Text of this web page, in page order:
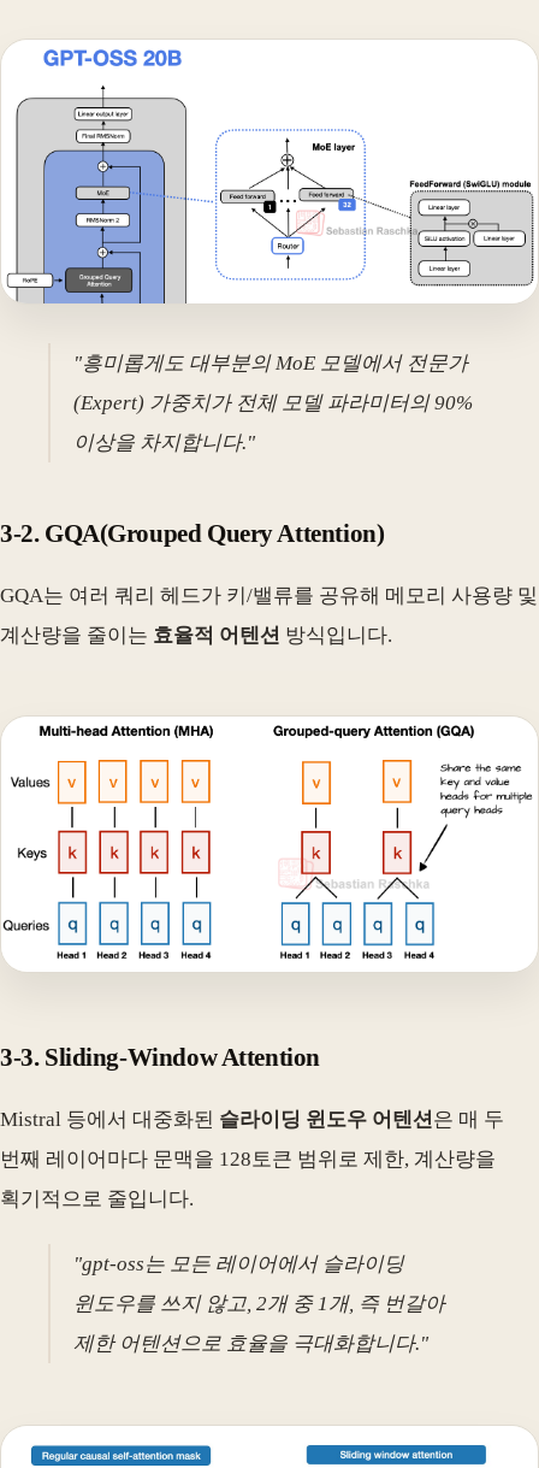
"흥미롭게도 대부분의 MoE 모델에서 전문가
(Expert) 가중치가 전체 모델 파라미터의 90%
이상을 차지합니다."
3-2. GQA(Grouped Query Attention)
GQA는 여러 쿼리 헤드가 키/밸류를 공유해 메모리 사용량 및
계산량을 줄이는 효율적 어텐션 방식입니다.
3-3. Sliding-Window Attention
Mistral 등에서 대중화된 슬라이딩 윈도우 어텐션 은 매 두
번째 레이어마다 문맥을 128토큰 범위로 제한, 계산량을
획기적으로 줄입니다.
"gpt-oss는 모든 레이어에서 슬라이딩
윈도우를 쓰지 않고, 2개 중 1개, 즉 번갈아
제한 어텐션으로 효율을 극대화합니다."